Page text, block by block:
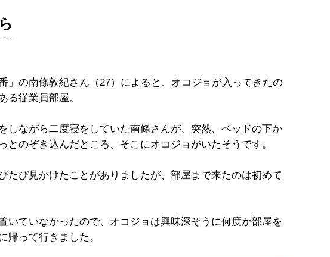
」の南條敦紀さん（27）によると、オコジョが入ってきたの
る従業員部屋。
しながら二度寝をしていた南條さんが、突然、ベッドの下か
とのぞき込んだところ、そこにオコジョがいたそうです。
たび見かけたことがありましたが、部屋まで来たのは初めて
いていなかったので、オコジョは興味深そうに何度か部屋を
帰って行きました。